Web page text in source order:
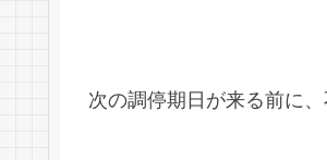
次の調停期日が来る前に